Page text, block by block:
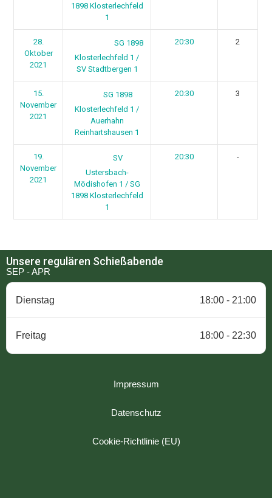
1898 Klosterlechfeld
1
28.
Oktober
2021
SG 1898
Klosterlechfeld 1 /
SV Stadtbergen 1
20:30 2
15.
November
2021
SG 1898
Klosterlechfeld 1 /
Auerhahn
Reinhartshausen 1
20:30 3
19.
November
2021
SV
Ustersbach-
Mödishofen 1 / SG
1898 Klosterlechfeld
1
20:30 -
Unsere regulären Schießabende
SEP - APR
Dienstag 18:00 - 21:00
Freitag 18:00 - 22:30
Impressum
Datenschutz
Cookie-Richtlinie (EU)